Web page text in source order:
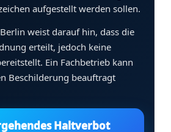
aufgestellt werden sollen.
weist darauf hin, dass die
erteilt, jedoch keine
Ein Fachbetrieb kann
Beschilderung beauftragt
Haltverbot